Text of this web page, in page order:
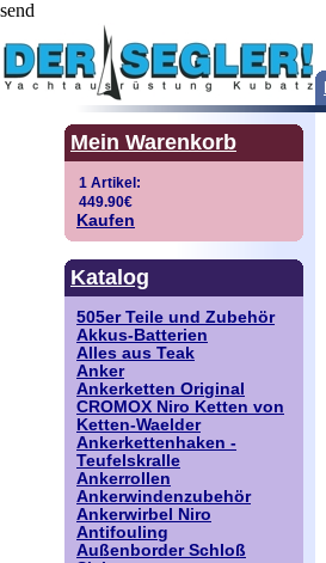
send
Mein Warenkorb
Kaufen
Katalog
505er Teile und Zubehör
Akkus-Batterien
Alles aus Teak
Anker
Ankerketten Original
CROMOX Niro Ketten von
Ketten-Waelder
Ankerkettenhaken -
Teufelskralle
Ankerrollen
Ankerwindenzubehör
Ankerwirbel Niro
Antifouling
Außenborder Schloß